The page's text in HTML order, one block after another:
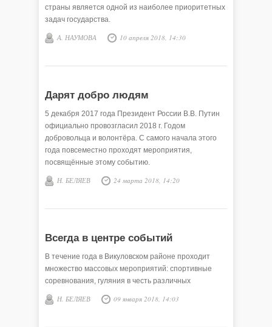
страны является одной из наиболее приоритетных
задач государства.
А. НАУМОВА 10 апреля 2018, 14:30
Дарят добро людям
5 декабря 2017 года Президент России В.В. Путин
официально провозгласил 2018 г. Годом
добровольца и волонтёра. С самого начала этого
года повсеместно проходят мероприятия,
посвящённые этому событию.
Н. БЕЛЯЕВ 24 марта 2018, 14:20
Всегда в центре событий
В течение года в Викуловском районе проходит
множество массовых мероприятий: спортивные
соревнования, гуляния в честь различных
Н. БЕЛЯЕВ 09 января 2018, 14:03